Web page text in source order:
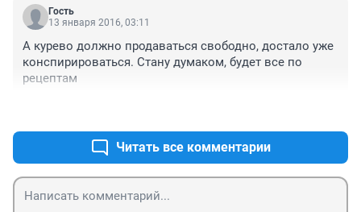
Гость
13 января 2016, 03:11
А курево должно продаваться свободно, достало уже
конспирироваться. Стану думаком, будет все по
рецептам
Читать все комментарии